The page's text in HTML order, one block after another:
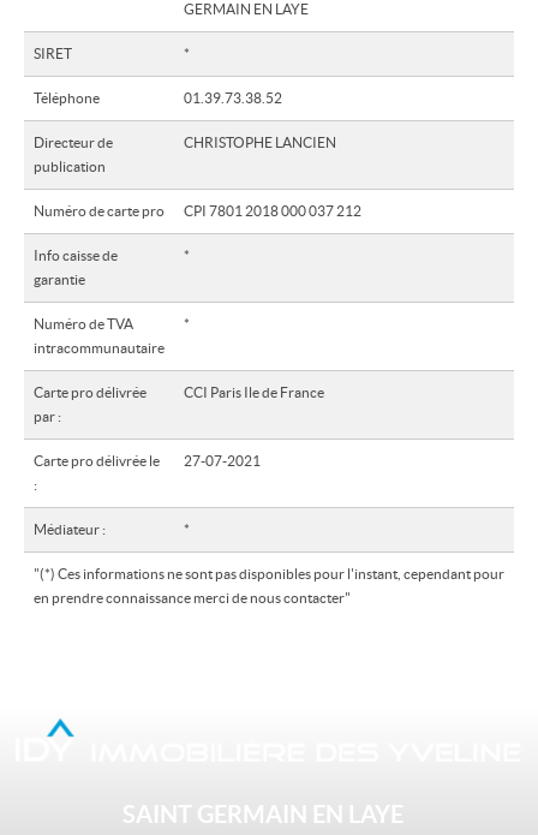
Les honoraires
GERMAIN EN LAYE
SIRET *
Téléphone 01.39.73.38.52
Directeur de
publication
CHRISTOPHE LANCIEN
Numéro de carte pro CPI 7801 2018 000 037 212
Info caisse de
garantie
*
Numéro de TVA
intracommunautaire
*
Carte pro délivrée
par :
CCI Paris Ile de France
Carte pro délivrée le
:
27-07-2021
Médiateur : *
"(*) Ces informations ne sont pas disponibles pour l'instant, cependant pour
en prendre connaissance merci de nous contacter"
SAINT GERMAIN EN LAYE